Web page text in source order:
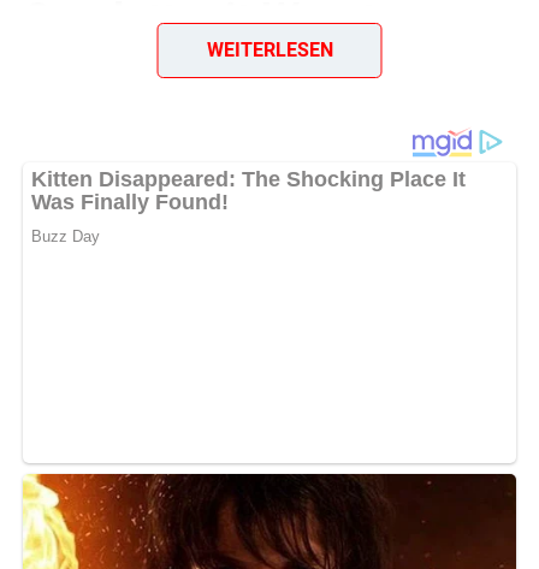
Omelett mit Wurstwaren
und Pilzen
Diese Zutaten brauchen wir…
8 Eier
Lob, Kritik, Fragen oder Anregungen zum Rezept?
Dann hinterlasse doch bitte einen Kommentar am
Ende dieser Seite & auch eine Bewertung!
WEITERLESEN